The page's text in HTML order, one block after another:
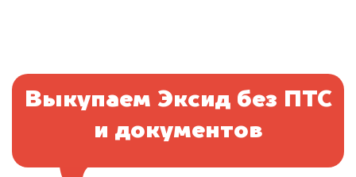
Выкупаем Эксид без ПТС
и документов